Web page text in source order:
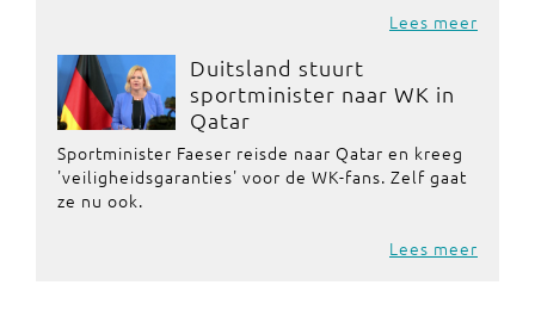
Lees meer
Duitsland stuurt
sportminister naar WK in
Qatar
Sportminister Faeser reisde naar Qatar en kreeg
'veiligheidsgaranties' voor de WK-fans. Zelf gaat
ze nu ook.
Lees meer